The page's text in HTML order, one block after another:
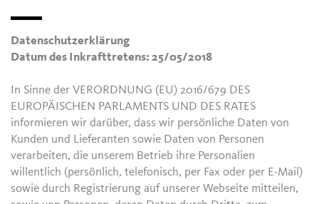
Datenschutzerklärung
Datum des Inkrafttretens: 25/05/2018
In Sinne der VERORDNUNG (EU) 2016/679 DES
EUROPÄISCHEN PARLAMENTS UND DES RATES
informieren wir darüber, dass wir persönliche Daten von
Kunden und Lieferanten sowie Daten von Personen
verarbeiten, die unserem Betrieb ihre Personalien
willentlich (persönlich, telefonisch, per Fax oder per E-Mail)
sowie durch Registrierung auf unserer Webseite mitteilen,